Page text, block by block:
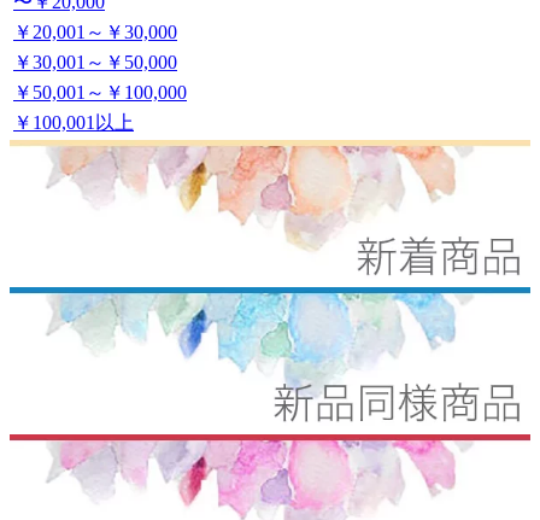
￥20,001～￥30,000
￥30,001～￥50,000
￥50,001～￥100,000
￥100,001以上